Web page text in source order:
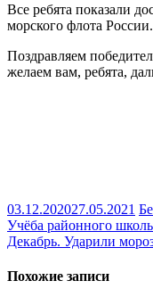
Все ребята показали
морского флота России.
Поздравляем
желаем вам, ребята,
03.12.202027.05.2021
Навигация
по
записям
Учёба районного
Декабрь. Ударили
Похожие записи